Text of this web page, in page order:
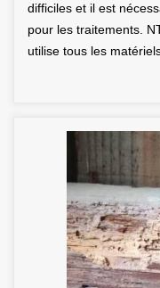
difficiles et il est
pour les traitements.
utilise tous les